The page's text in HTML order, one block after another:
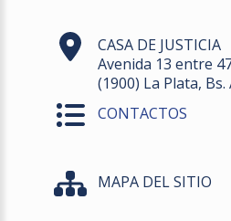
CASA DE JUSTICIA
Avenida 13 entre
(1900) La Plata, Bs.
CONTACTOS
MAPA DEL SITIO